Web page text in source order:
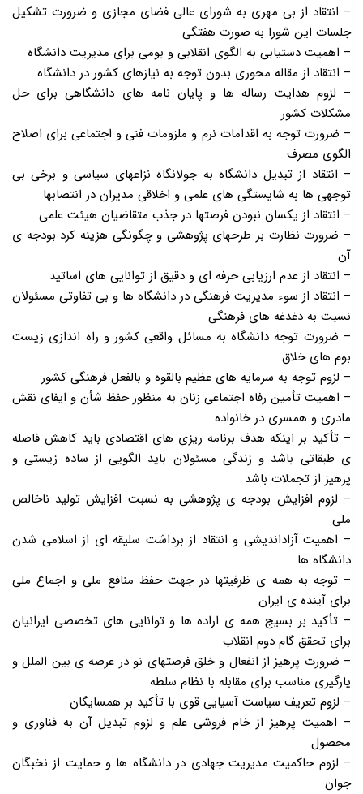
– انتقاد از بی مهری به شورای عالی فضای مجازی و ضرورت تشکیل
جلسات این شورا به صورت هفتگی
– اهمیت دستیابی به الگوی انقلابی و بومی برای مدیریت دانشگاه
– انتقاد از مقاله محوری بدون توجه به نیازهای کشور در دانشگاه
– لزوم هدایت رساله ها و پایان نامه های دانشگاهی برای حل
مشکلات کشور
– ضرورت توجه به اقدامات نرم و ملزومات فنی و اجتماعی برای اصلاح
الگوی مصرف
– انتقاد از تبدیل دانشگاه به جولانگاه نزاعهای سیاسی و برخی بی
توجهی ها به شایستگی های علمی و اخلاقی مدیران در انتصابها
– انتقاد از یکسان نبودن فرصتها در جذب متقاضیان هیئت علمی
– ضرورت نظارت بر طرحهای پژوهشی و چگونگی هزینه کرد بودجه ی
آن
– انتقاد از عدم ارزیابی حرفه ای و دقیق از توانایی های اساتید
– انتقاد از سوء مدیریت فرهنگی در دانشگاه ها و بی تفاوتی مسئولان
نسبت به دغدغه های فرهنگی
– ضرورت توجه دانشگاه به مسائل واقعی کشور و راه اندازی زیست
بوم های خلاق
– لزوم توجه به سرمایه های عظیم بالقوه و بالفعل فرهنگی کشور
– اهمیت تأمین رفاه اجتماعی زنان به منظور حفظ شأن و ایفای نقش
مادری و همسری در خانواده
– تأکید بر اینکه هدف برنامه ریزی های اقتصادی باید کاهش فاصله
ی طبقاتی باشد و زندگی مسئولان باید الگویی از ساده زیستی و
پرهیز از تجملات باشد
– لزوم افزایش بودجه ی پژوهشی به نسبت افزایش تولید ناخالص
ملی
– اهمیت آزاداندیشی و انتقاد از برداشت سلیقه ای از اسلامی شدن
دانشگاه ها
– توجه به همه ی ظرفیتها در جهت حفظ منافع ملی و اجماع ملی
برای آینده ی ایران
– تأکید بر بسیج همه ی اراده ها و توانایی های تخصصی ایرانیان
برای تحقق گام دوم انقلاب
– ضرورت پرهیز از انفعال و خلق فرصتهای نو در عرصه ی بین الملل و
یارگیری مناسب برای مقابله با نظام سلطه
– لزوم تعریف سیاست آسیایی قوی با تأکید بر همسایگان
– اهمیت پرهیز از خام فروشی علم و لزوم تبدیل آن به فناوری و
محصول
– لزوم حاکمیت مدیریت جهادی در دانشگاه ها و حمایت از نخبگان
جوان